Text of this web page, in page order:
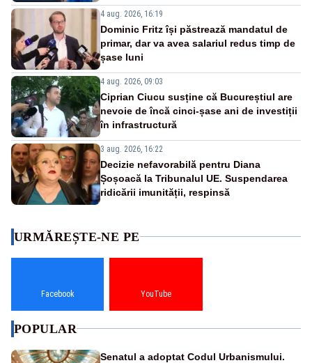
4 aug. 2026, 16:19
Dominic Fritz își păstrează mandatul de
primar, dar va avea salariul redus timp de
șase luni
4 aug. 2026, 09:03
Ciprian Ciucu susține că Bucureștiul are
nevoie de încă cinci-șase ani de investiții
în infrastructură
3 aug. 2026, 16:22
Decizie nefavorabilă pentru Diana
Șoșoacă la Tribunalul UE. Suspendarea
ridicării imunității, respinsă
URMĂREȘTE-NE PE
Facebook YouTube
POPULAR
Senatul a adoptat Codul Urbanismului.